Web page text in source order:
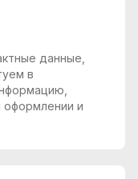
данные,
в
оформлении и